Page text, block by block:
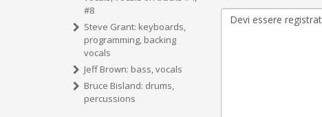
#8
Steve Grant: keyboards,
programming, backing
vocals
Jeff Brown: bass, vocals
Bruce Bisland: drums,
percussions